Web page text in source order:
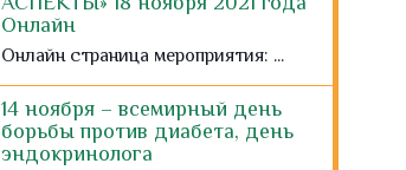
Онлайн
Онлайн страница мероприятия: ...
14 ноября – всемирный день
борьбы против диабета, день
эндокринолога